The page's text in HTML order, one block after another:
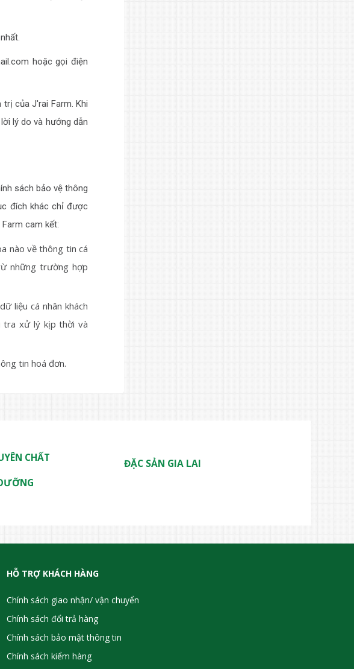
hoặc gọi điện
của J'rai Farm. Khi
lý do và hướng dẫn
sách bảo vệ thông
đích khác chỉ được
cam kết:
nào về thông tin cá
những trường hợp
liệu cá nhân khách
tra xử lý kịp thời và
tin hoá đơn.
CHẤT
ĐẶC SẢN GIA LAI
HỖ TRỢ KHÁCH HÀNG
Chính sách giao nhận/ vận chuyển
Chính sách đổi trả hàng
Chính sách bảo mật thông tin
Chính sách kiểm hàng